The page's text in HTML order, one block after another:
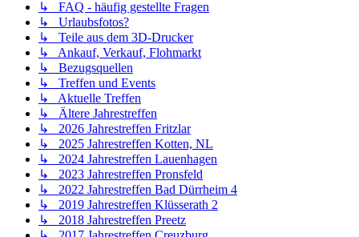
↳ FAQ - häufig gestellte Fragen
↳ Urlaubsfotos?
↳ Teile aus dem 3D-Drucker
↳ Ankauf, Verkauf, Flohmarkt
↳ Bezugsquellen
↳ Treffen und Events
↳ Aktuelle Treffen
↳ Ältere Jahrestreffen
↳ 2026 Jahrestreffen Fritzlar
↳ 2025 Jahrestreffen Kotten, NL
↳ 2024 Jahrestreffen Lauenhagen
↳ 2023 Jahrestreffen Pronsfeld
↳ 2022 Jahrestreffen Bad Dürrheim 4
↳ 2019 Jahrestreffen Klüsserath 2
↳ 2018 Jahrestreffen Preetz